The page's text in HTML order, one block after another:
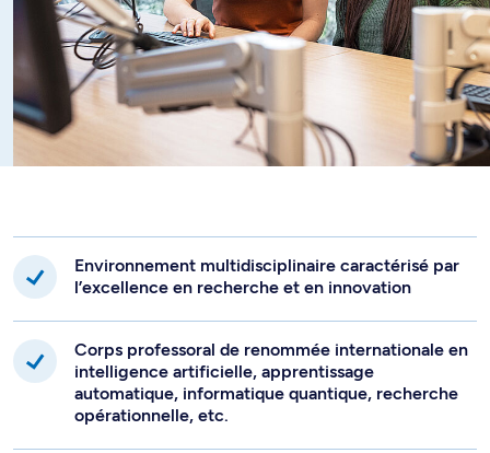
ainsi de faire le pont avec le milieu de l’emploi et de
développer les habiletés professionnelles en lien avec les
exigences du marché.
Environnement multidisciplinaire caractérisé par
l’excellence en recherche et en innovation
Corps professoral de renommée internationale en
intelligence artificielle, apprentissage
automatique, informatique quantique, recherche
opérationnelle, etc.